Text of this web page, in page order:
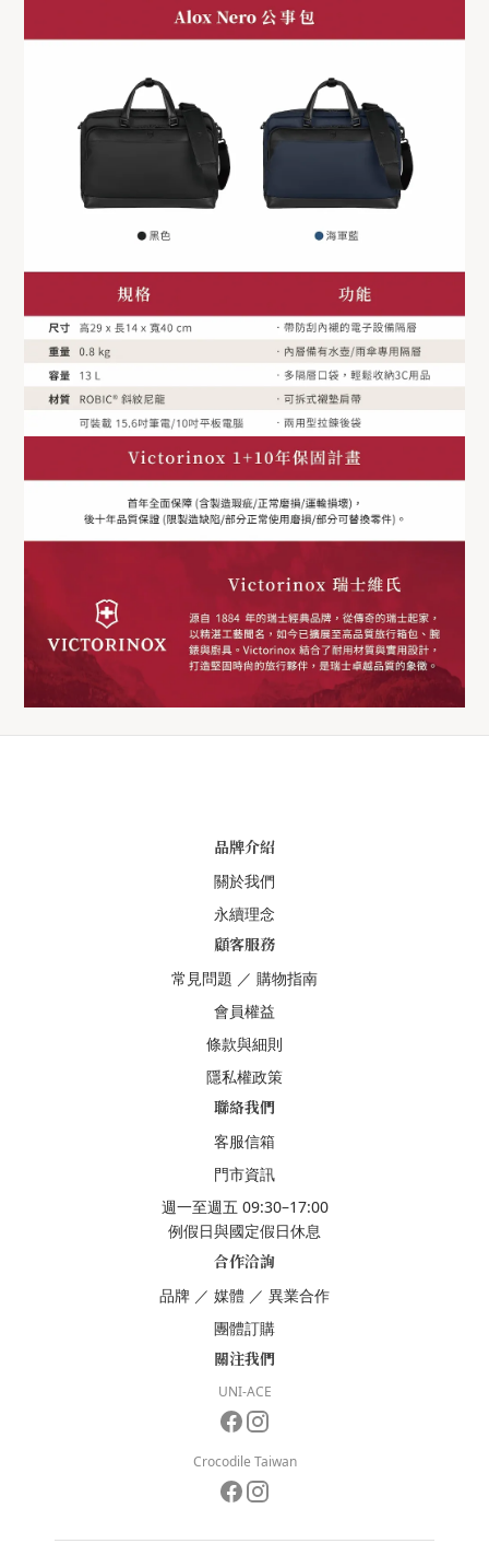
品牌介紹
關於我們
永續理念
顧客服務
常見問題 ／ 購物指南
會員權益
條款與細則
隱私權政策
聯絡我們
客服信箱
門市資訊
週一至週五 09:30–17:00
例假日與國定假日休息
合作洽詢
品牌 ／ 媒體 ／ 異業合作
團體訂購
關注我們
UNI-ACE
Crocodile Taiwan